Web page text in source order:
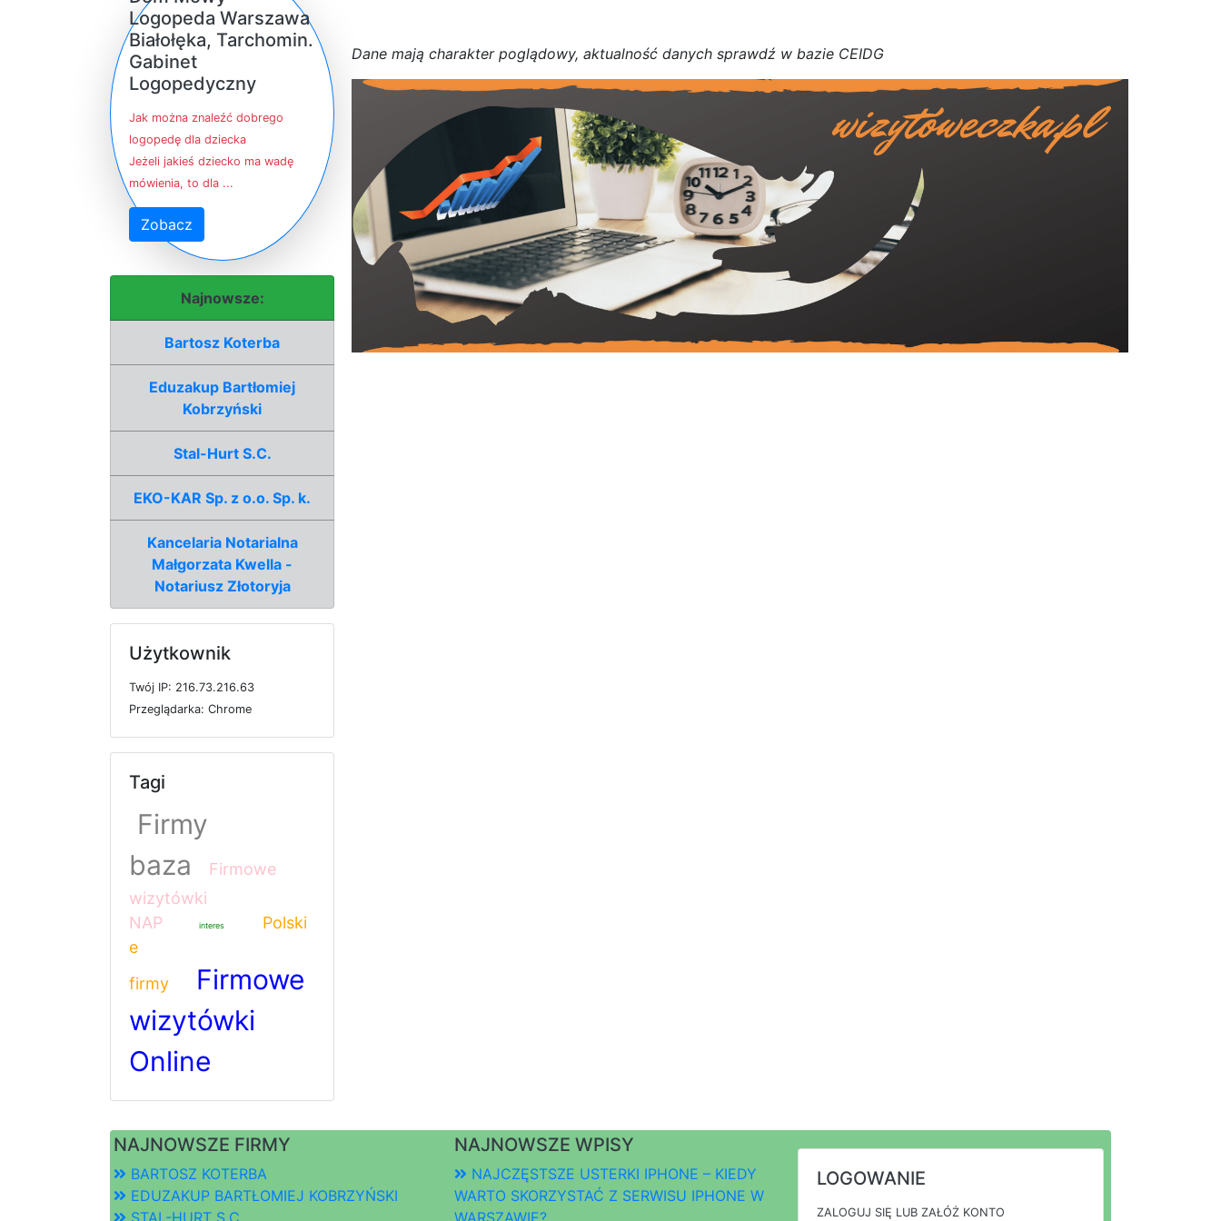
Logopeda Warszawa
Białołęka, Tarchomin.
Gabinet
Logopedyczny
Jak można znaleźć dobrego
logopedę dla dziecka
Jeżeli jakieś dziecko ma wadę
mówienia, to dla ...
Zobacz
Najnowsze:
Bartosz Koterba
Eduzakup Bartłomiej
Kobrzyński
Stal-Hurt S.C.
EKO-KAR Sp. z o.o. Sp. k.
Kancelaria Notarialna
Małgorzata Kwella -
Notariusz Złotoryja
Użytkownik
Twój IP: 216.73.216.63
Przeglądarka: Chrome
Tagi
Firmy
baza
Firmowe
wizytówki
NAP
interes
Polski
e
firmy
Firmowe
wizytówki
Online
Dane mają charakter poglądowy, aktualność danych sprawdź w bazie CEIDG
NAJNOWSZE FIRMY
BARTOSZ KOTERBA
EDUZAKUP BARTŁOMIEJ KOBRZYŃSKI
STAL-HURT S.C.
NAJNOWSZE WPISY
NAJCZĘSTSZE USTERKI IPHONE – KIEDY
WARTO SKORZYSTAĆ Z SERWISU IPHONE W
WARSZAWIE?
LOGOWANIE
ZALOGUJ SIĘ LUB ZAŁÓŻ KONTO